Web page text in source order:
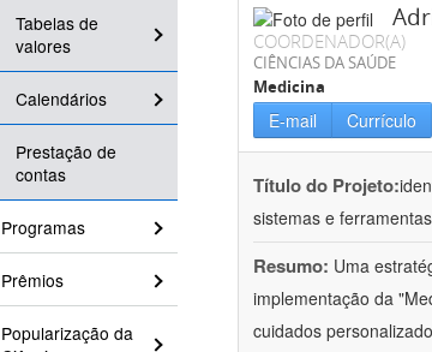
Tabelas de
valores
Calendários
Prestação de
contas
Programas
Prêmios
Popularização da
COORDENADOR(A)
CIÊNCIAS DA SAÚDE
Medicina
E-mail Currículo
Título do Projeto:
sistemas e
Resumo: Uma
implementação da
cuidados